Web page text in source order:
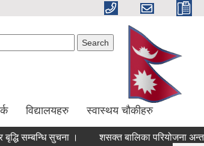
विद्यालयहरु स्वास्थय चौकीहरु
सम्बन्धि सुचना । शसक्त बालिका परियोजना